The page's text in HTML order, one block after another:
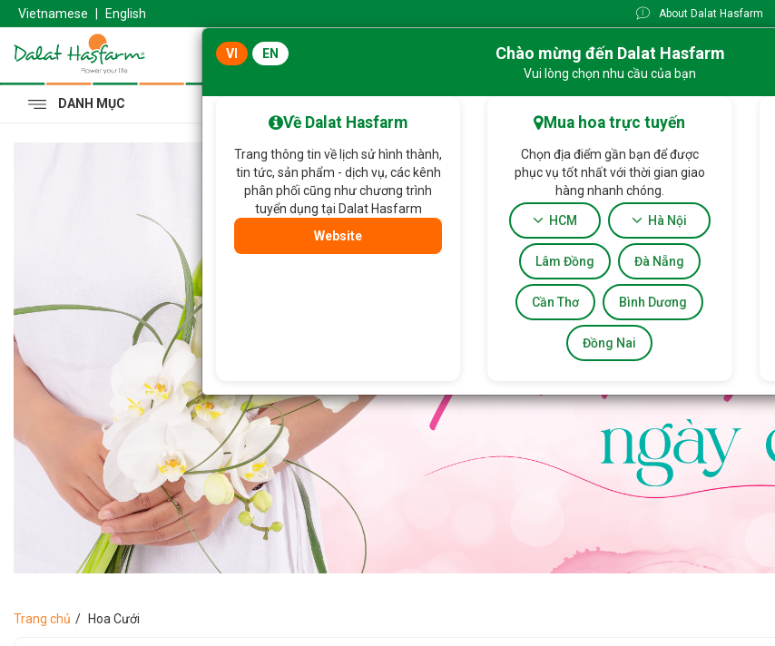
Vietnamese English About Dalat Hasfarm
DANH MỤC
Trang chủ Hoa Cưới
Chào mừng đến Dalat Hasfarm
Vui lòng chọn nhu cầu của bạn
VI EN
Về Dalat Hasfarm
Trang thông tin về lịch sử hình thành,
tin tức, sản phẩm - dịch vụ, các kênh
phân phối cũng như chương trình
tuyển dụng tại Dalat Hasfarm
Website
Mua hoa trực tuyến
Chọn địa điểm gần bạn để được
phục vụ tốt nhất với thời gian giao
hàng nhanh chóng.
HCM Hà Nội
Lâm Đồng Đà Nẵng
Cần Thơ Bình Dương
Đồng Nai